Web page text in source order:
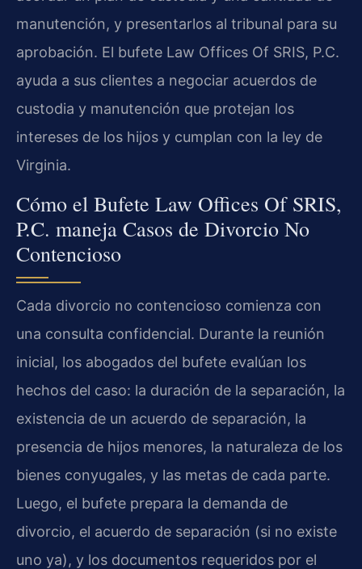
manutención, y presentarlos al tribunal para su
aprobación. El bufete Law Offices Of SRIS, P.C.
ayuda a sus clientes a negociar acuerdos de
custodia y manutención que protejan los
intereses de los hijos y cumplan con la ley de
Virginia.
Cómo el Bufete Law Offices Of SRIS,
P.C. maneja Casos de Divorcio No
Contencioso
Cada divorcio no contencioso comienza con
una consulta confidencial. Durante la reunión
inicial, los abogados del bufete evalúan los
hechos del caso: la duración de la separación, la
existencia de un acuerdo de separación, la
presencia de hijos menores, la naturaleza de los
bienes conyugales, y las metas de cada parte.
Luego, el bufete prepara la demanda de
divorcio, el acuerdo de separación (si no existe
uno ya), y los documentos requeridos por el